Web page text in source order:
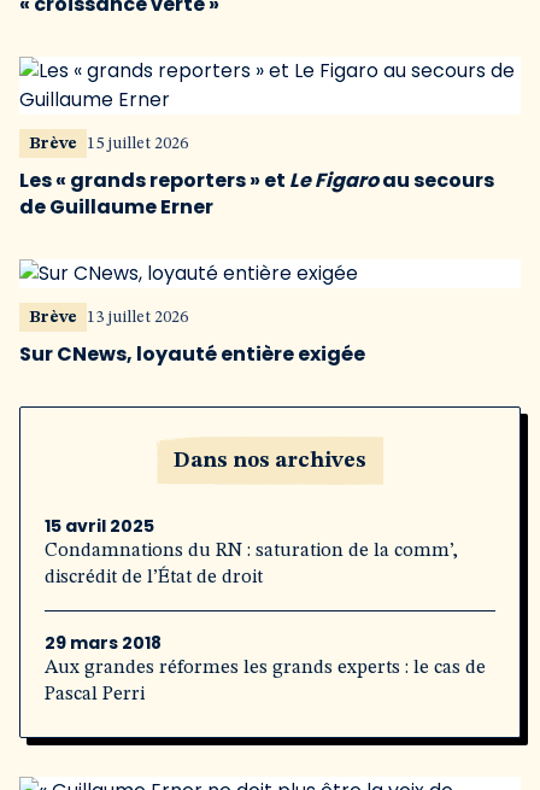
Brève 15 juillet 2026
Les « grands reporters » et Le Figaroau secours
de Guillaume Erner
Brève 13 juillet 2026
Sur CNews, loyauté entière exigée
Dans nos archives
15 avril 2025
Condamnations du RN : saturation de la comm’,
discrédit de l’État de droit
29 mars 2018
Aux grandes réformes les grands experts : le cas de
Pascal Perri